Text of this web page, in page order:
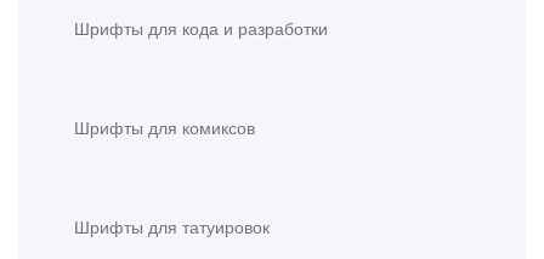
Шрифты для кода и разработки
Шрифты для комиксов
Шрифты для татуировок